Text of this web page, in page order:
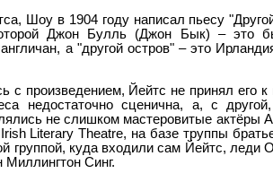
Шоу в 1904 году написал пьесу
Джон Булль (Джон Бык) – это
а "другой остров" – это
с произведением, Йейтс не принял его к
недостаточно сценична, а, с
не слишком мастеровитые актёры
Literary Theatre, на базе труппы
группой, куда входили сам Йейтс, леди
Синг.